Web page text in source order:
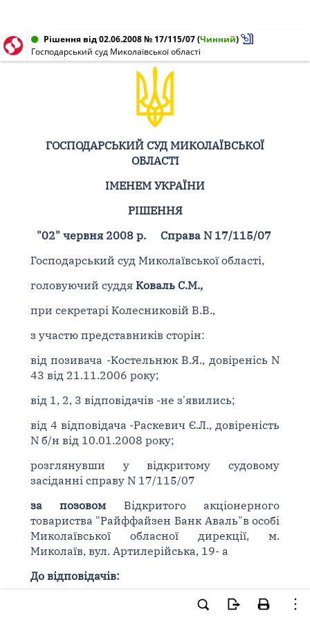
Рішення від 02.06.2008 № 17/115/07(Чинний)
Господарський суд Миколаївської області
ГОСПОДАРСЬКИЙ СУД МИКОЛАЇВСЬКОЇ
ОБЛАСТІ
ІМЕНЕМ УКРАЇНИ
РІШЕННЯ
"02" червня 2008 р.
Справа N 17/115/07
Господарський суд Миколаївської області,
головуючий суддя Коваль С.М.,
при секретарі Колесниковій В.В.,
з участю представників сторін:
від позивача -Костельнюк В.Я., довіренісь N
43 від 21.11.2006 року;
від 1, 2, 3 відповідачів -не з'явились;
від 4 відповідача -Раскевич Є.Л., довіреність
N б/н від 10.01.2008 року;
розглянувши у відкритому судовому
засіданні справу N 17/115/07
за позовом Відкритого акціонерного
товариства "Райффайзен Банк Аваль"в особі
Миколаївської обласної дирекції, м.
Миколаїв, вул. Артилерійська, 19- а
До відповідачів:
1. Відкрите акціонерне товариство